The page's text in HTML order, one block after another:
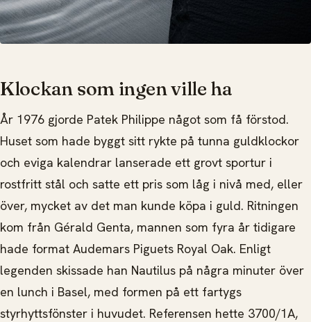
Klockan som ingen ville ha
År 1976 gjorde Patek Philippe något som få förstod.
Huset som hade byggt sitt rykte på tunna guldklockor
och eviga kalendrar lanserade ett grovt sportur i
rostfritt stål och satte ett pris som låg i nivå med, eller
över, mycket av det man kunde köpa i guld. Ritningen
kom från Gérald Genta, mannen som fyra år tidigare
hade format Audemars Piguets Royal Oak. Enligt
legenden skissade han Nautilus på några minuter över
en lunch i Basel, med formen på ett fartygs
styrhyttsfönster i huvudet. Referensen hette 3700/1A,